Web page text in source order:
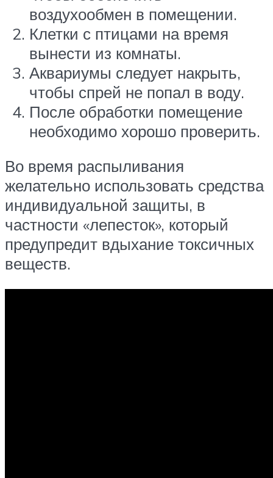
воздухообмен в помещении.
Клетки с птицами на время
вынести из комнаты.
Аквариумы следует накрыть,
чтобы спрей не попал в воду.
После обработки помещение
необходимо хорошо проверить.
Во время распыливания
желательно использовать средства
индивидуальной защиты, в
частности «лепесток», который
предупредит вдыхание токсичных
веществ.